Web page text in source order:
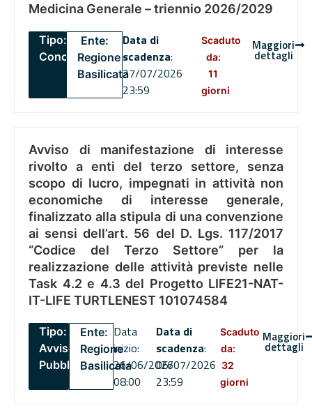
Medicina Generale – triennio 2026/2029
Tipo:
Concorsi
Ente:
Regione
Basilicata
Data di
scadenza:
27/07/2026
23:59
Scaduto
da:
11
giorni
Maggiori
dettagli
Avviso di manifestazione di interesse
rivolto a enti del terzo settore, senza
scopo di lucro, impegnati in attività non
economiche di interesse generale,
finalizzato alla stipula di una convenzione
ai sensi dell’art. 56 del D. Lgs. 117/2017
“Codice del Terzo Settore” per la
realizzazione delle attività previste nelle
Task 4.2 e 4.3 del Progetto LIFE21-NAT-
IT-LIFE TURTLENEST 101074584
Tipo:
Avviso
Pubblico
Ente:
Regione
Basilicata
Data
inizio:
26/06/2026
08:00
Data di
scadenza:
06/07/2026
23:59
Scaduto
da:
32
giorni
Maggiori
dettagli